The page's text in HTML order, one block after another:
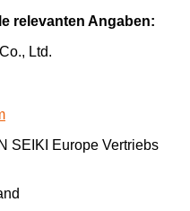
relevanten Angaben:
Ltd.
SEIKI Europe Vertriebs